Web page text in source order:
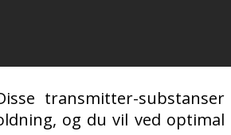
transmitter-substanser
og du vil ved optimal